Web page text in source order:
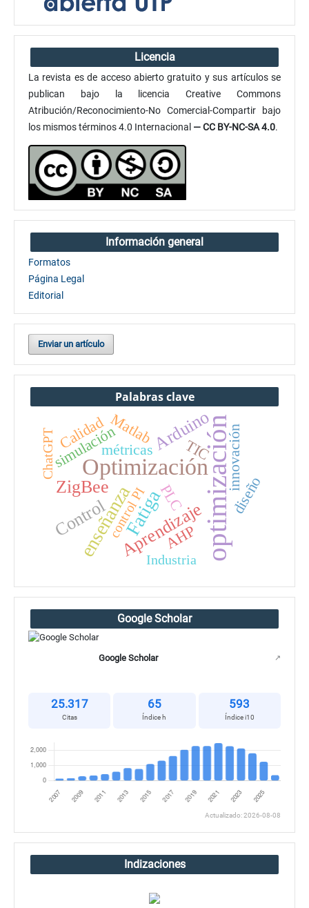
Licencia
La revista es de acceso abierto gratuito y sus artículos se
publican bajo la licencia Creative Commons
Atribución/Reconocimiento-No Comercial-Compartir bajo
los mismos términos 4.0 Internacional — CC BY-NC-SA 4.0.
Información general
Formatos
Página Legal
Editorial
Enviar un artículo
Palabras clave
optimización
Optimización
Fatiga
enseñanza
Arduino
ZigBee
Aprendizaje
Control
métricas TIC innovación
PLC
simulación
AHP
Matlab
diseño
Calidad
control PI
ChatGPT
Industria
Google Scholar
Google Scholar ↗
25.317
Citas
65
Índice h
593
Índice i10
Actualizado: 2026-08-08
Indizaciones